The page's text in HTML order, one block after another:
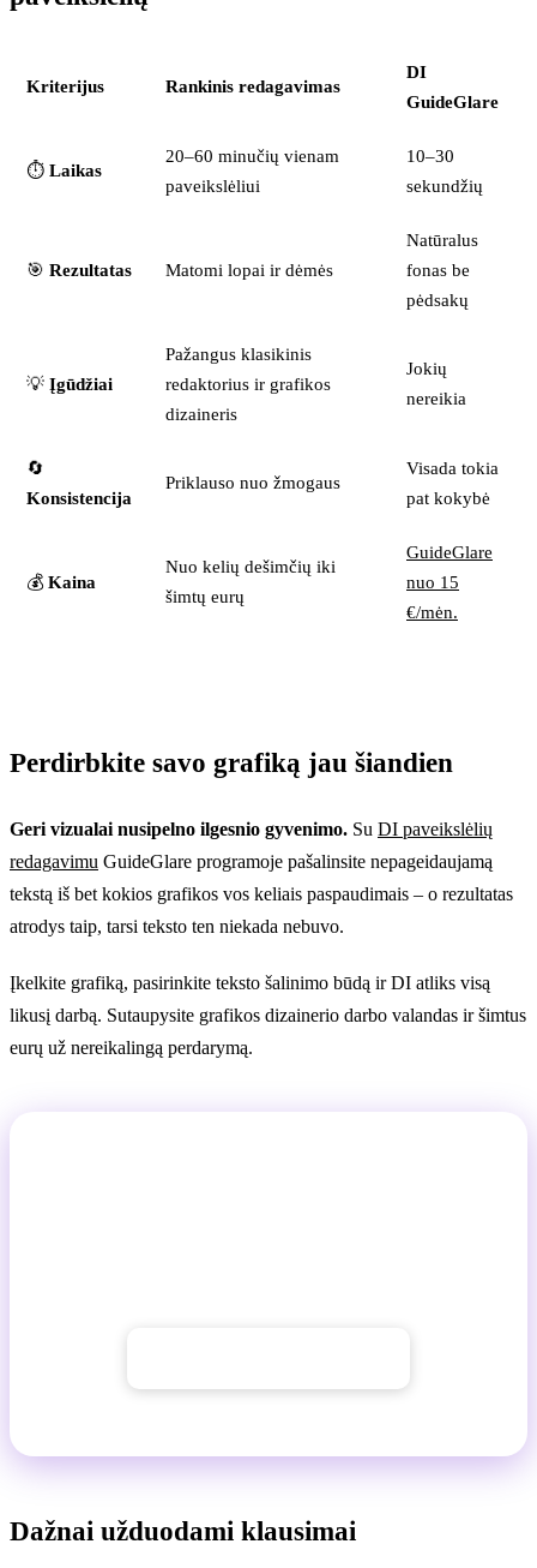
Kriterijus Rankinis redagavimas
DI
GuideGlare
⏱️ Laikas
20–60 minučių vienam
paveikslėliui
10–30
sekundžių
🎯 Rezultatas Matomi lopai ir dėmės
Natūralus
fonas be
pėdsakų
💡 Įgūdžiai
Pažangus klasikinis
redaktorius ir grafikos
dizaineris
Jokių
nereikia
🔄
Konsistencija
Priklauso nuo žmogaus
Visada tokia
pat kokybė
💰 Kaina
Nuo kelių dešimčių iki
šimtų eurų
GuideGlare
nuo 15
€/mėn.
Perdirbkite savo grafiką jau šiandien
Geri vizualai nusipelno ilgesnio gyvenimo. Su DI paveikslėlių
redagavimu GuideGlare programoje pašalinsite nepageidaujamą
tekstą iš bet kokios grafikos vos keliais paspaudimais – o rezultatas
atrodys taip, tarsi teksto ten niekada nebuvo.
Įkelkite grafiką, pasirinkite teksto šalinimo būdą ir DI atliks visą
likusį darbą. Sutaupysite grafikos dizainerio darbo valandas ir šimtus
eurų už nereikalingą perdarymą.
Dažnai užduodami klausimai